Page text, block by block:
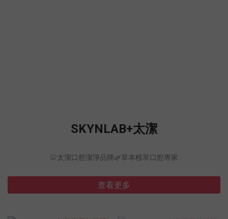
SKYNLAB+太潔
🦷太潔口腔潔淨品牌🌿草本植萃口腔專家
查看更多